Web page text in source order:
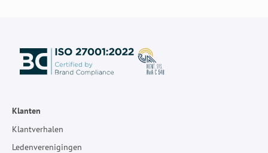
Klanten
Klantverhalen
Ledenverenigingen